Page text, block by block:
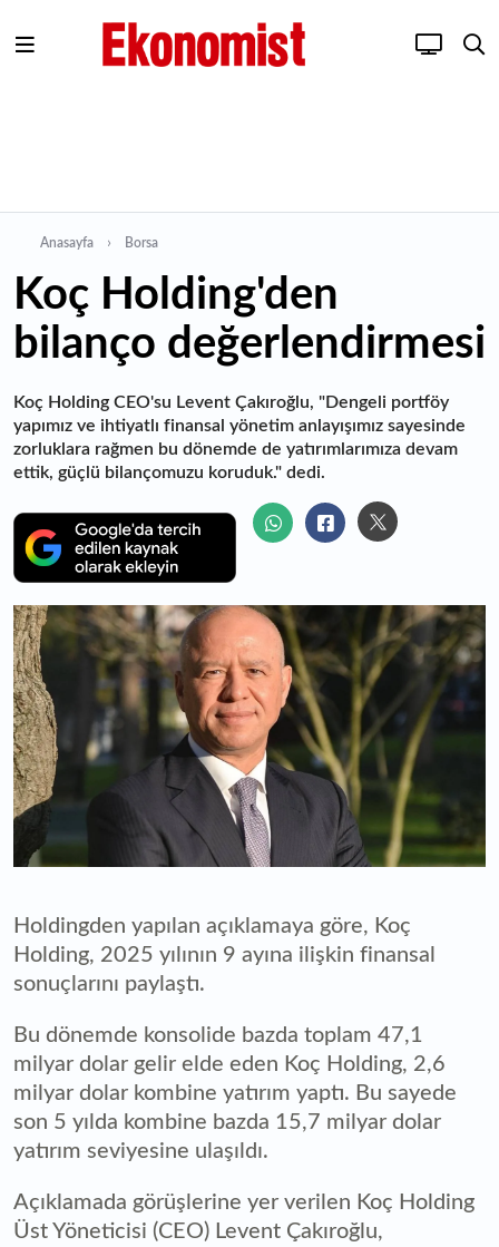
Anasayfa Borsa
Koç Holding'den
bilanço değerlendirmesi
Koç Holding CEO'su Levent Çakıroğlu, "Dengeli portföy
yapımız ve ihtiyatlı finansal yönetim anlayışımız sayesinde
zorluklara rağmen bu dönemde de yatırımlarımıza devam
ettik, güçlü bilançomuzu koruduk." dedi.
Holdingden yapılan açıklamaya göre, Koç
Holding, 2025 yılının 9 ayına ilişkin finansal
sonuçlarını paylaştı.
Bu dönemde konsolide bazda toplam 47,1
milyar dolar gelir elde eden Koç Holding, 2,6
milyar dolar kombine yatırım yaptı. Bu sayede
son 5 yılda kombine bazda 15,7 milyar dolar
yatırım seviyesine ulaşıldı.
Açıklamada görüşlerine yer verilen Koç Holding
Üst Yöneticisi (CEO) Levent Çakıroğlu,